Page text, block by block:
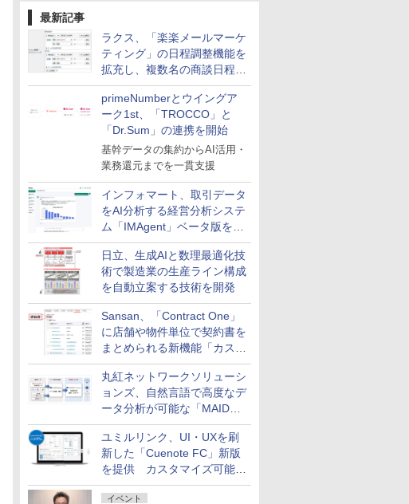
最新記事
ラクス、「楽楽メールマーケ
ティング」の日程調整機能を
拡充し、複数名の商談日程調
整を効率化
primeNumberとウイングア
ーク1st、「TROCCO」と
「Dr.Sum」の連携を開始
基幹データの集約からAI活用・
業務還元までを一貫支援
インフォマート、取引データ
をAI分析する経営分析システ
ム「IMAgent」ベータ版を提
供
日立、生成AIと数理最適化技
術で製造業の生産ライン構成
を自動立案する技術を開発
Sansan、「Contract One」
に店舗や物件単位で契約書を
まとめられる新機能「カスタ
ム契約ツリー」を追加
丸紅ネットワークソリューシ
ョンズ、自然言語で高度なデ
ータ分析が可能な「MAIDOA
AI ASSIST」を9月より提供
ユミルリンク、UI・UXを刷
新した「Cuenote FC」新版
を提供 カスタマイズ可能な
ダッシュボード画面を搭載
イベント